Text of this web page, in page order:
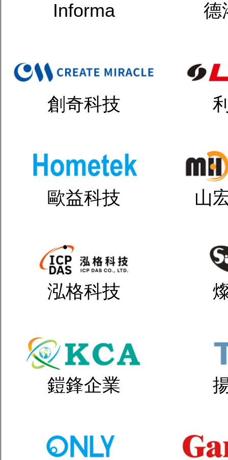
Informa 德
創奇科技
歐益科技 山
泓格科技
鎧鋒企業